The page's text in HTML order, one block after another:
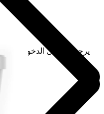
يرجى تسجيل الدخول